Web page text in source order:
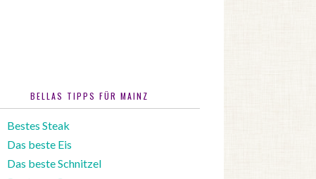
BELLAS TIPPS FÜR MAINZ
Bestes Steak
Das beste Eis
Das beste Schnitzel